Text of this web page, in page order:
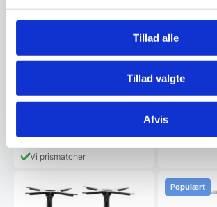
Tillad alle
Tillad valgte
Afvis
Utah understel sort
elegant. Det er et understel som
Vi prismatcher
Mulighed
Populært